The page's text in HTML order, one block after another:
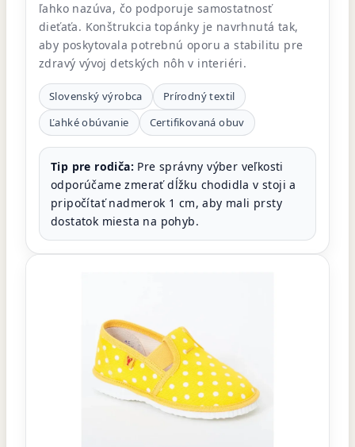
ľahko nazúva, čo podporuje samostatnosť
dieťaťa. Konštrukcia topánky je navrhnutá tak,
aby poskytovala potrebnú oporu a stabilitu pre
zdravý vývoj detských nôh v interiéri.
Slovenský výrobca
Prírodný textil
Ľahké obúvanie
Certifikovaná obuv
Tip pre rodiča: Pre správny výber veľkosti
odporúčame zmerať dĺžku chodidla v stoji a
pripočítať nadmerok 1 cm, aby mali prsty
dostatok miesta na pohyb.